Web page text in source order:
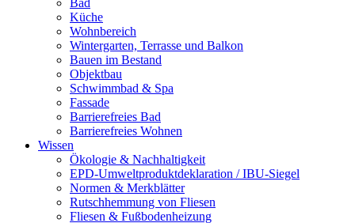
Bad
Küche
Wohnbereich
Wintergarten, Terrasse und Balkon
Bauen im Bestand
Objektbau
Schwimmbad & Spa
Fassade
Barrierefreies Bad
Barrierefreies Wohnen
Wissen
Ökologie & Nachhaltigkeit
EPD-Umweltproduktdeklaration / IBU-Siegel
Normen & Merkblätter
Rutschhemmung von Fliesen
Fliesen & Fußbodenheizung